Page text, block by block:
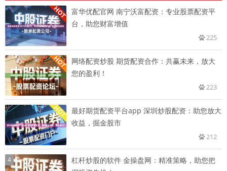
富华优配官网 南宁沃富配资：专业股票配资平
台，助您财富增值
225
网络配资炒股 期货配资合作：共赢未来，放大
您的盈利！
223
最好期货配资平台app 深圳炒股配资：助您放大
收益，掘金股市
212
4
杠杆炒股的软件 金操盘网：精准策略，助您把